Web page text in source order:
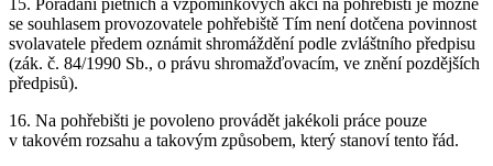
se souhlasem provozovatele pohřebiště Tím není dotčena povinnost
svolavatele předem oznámit shromáždění podle zvláštního předpisu
(zák. č. 84/1990 Sb., o právu shromažďovacím, ve znění pozdějších
předpisů).
16. Na pohřebišti je povoleno provádět jakékoli práce pouze
v takovém rozsahu a takovým způsobem, který stanoví tento řád.